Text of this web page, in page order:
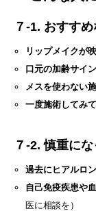
７-1. おすす
リップメイクが
口元の加齢サイ
メスを使わない
一度施術してみ
７-2. 慎重に
過去にヒアルロ
自己免疫疾患や
医に相談を）